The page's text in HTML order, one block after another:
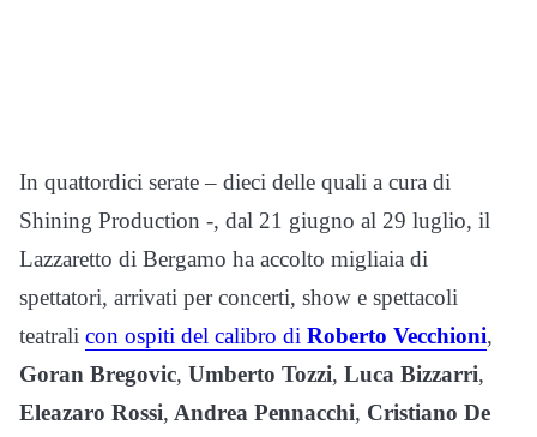
In quattordici serate – dieci delle quali a cura di
Shining Production -, dal 21 giugno al 29 luglio, il
Lazzaretto di Bergamo ha accolto migliaia di
spettatori, arrivati per concerti, show e spettacoli
teatrali con ospiti del calibro di Roberto Vecchioni,
Goran Bregovic, Umberto Tozzi, Luca Bizzarri,
Eleazaro Rossi, Andrea Pennacchi, Cristiano De